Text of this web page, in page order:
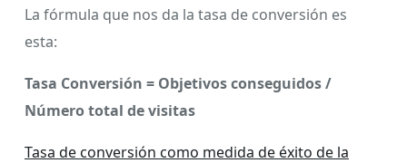
La fórmula que nos da la tasa de conversión es
esta:
Tasa Conversión = Objetivos conseguidos /
Número total de visitas
Tasa de conversión como medida de éxito de la